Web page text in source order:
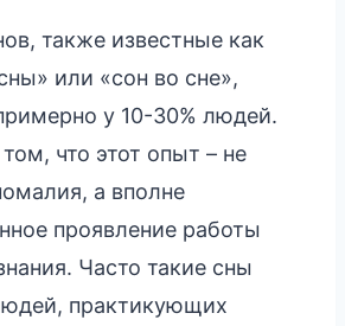
также известные как
или «сон во сне»,
у 10-30% людей.
что этот опыт – не
а вполне
проявление работы
Часто такие сны
практикующих